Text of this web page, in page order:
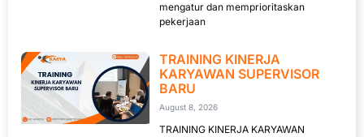
mengatur dan memprioritaskan
pekerjaan
TRAINING KINERJA
KARYAWAN SUPERVISOR
BARU
August 8, 2026
TRAINING KINERJA KARYAWAN